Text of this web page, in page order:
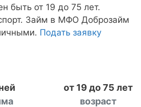
быть от 19 до 75 лет.
Займ в МФО Доброзайм
Подать заявку
от 19 до 75 лет
возраст